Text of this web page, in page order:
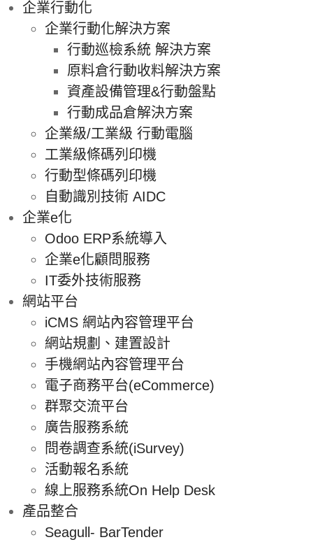
企業行動化
企業行動化解決方案
行動巡檢系統 解決方案
原料倉行動收料解決方案
資產設備管理&行動盤點
行動成品倉解決方案
企業級/工業級 行動電腦
工業級條碼列印機
行動型條碼列印機
自動識別技術 AIDC
企業e化
Odoo ERP系統導入
企業e化顧問服務
IT委外技術服務
網站平台
iCMS 網站內容管理平台
網站規劃、建置設計
手機網站內容管理平台
電子商務平台(eCommerce)
群聚交流平台
廣告服務系統
問卷調查系統(iSurvey)
活動報名系統
線上服務系統On Help Desk
產品整合
Seagull- BarTender